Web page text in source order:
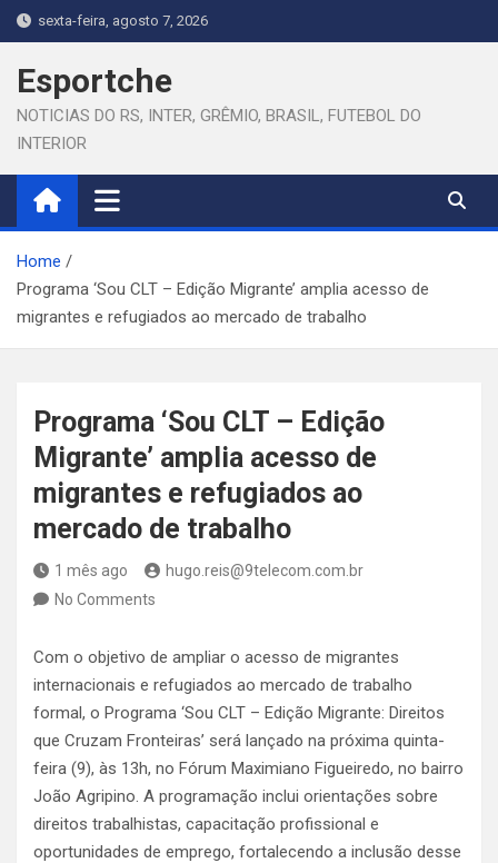
Skip
to
content
sexta-feira, agosto 7, 2026
Esportche
NOTICIAS DO RS, INTER, GRÊMIO, BRASIL, FUTEBOL DO
INTERIOR
Home
Programa ‘Sou CLT – Edição Migrante’ amplia acesso de
migrantes e refugiados ao mercado de trabalho
Programa ‘Sou CLT – Edição
Migrante’ amplia acesso de
migrantes e refugiados ao
mercado de trabalho
1 mês ago
hugo.reis@9telecom.com.br
No Comments
Com o objetivo de ampliar o acesso de migrantes
internacionais e refugiados ao mercado de trabalho
formal, o Programa ‘Sou CLT – Edição Migrante: Direitos
que Cruzam Fronteiras’ será lançado na próxima quinta-
feira (9), às 13h, no Fórum Maximiano Figueiredo, no bairro
João Agripino. A programação inclui orientações sobre
direitos trabalhistas, capacitação profissional e
oportunidades de emprego, fortalecendo a inclusão desse